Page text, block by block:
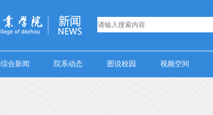
综合新闻 院系动态 图说校园 视频空间